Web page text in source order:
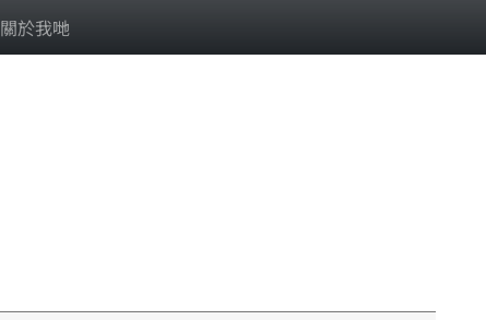
關於我哋